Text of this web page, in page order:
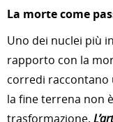
La morte come
Uno dei nuclei più
rapporto con la
corredi raccontano
la fine terrena non
trasformazione.